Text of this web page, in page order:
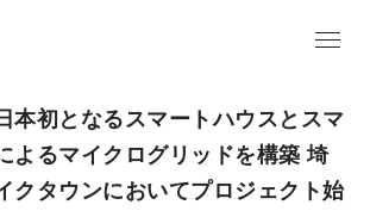
本初となるスマートハウスとスマ
よるマイクログリッドを構築 埼
クタウンにおいてプロジェクト始